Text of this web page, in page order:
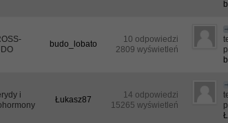
budo_lobato
10 odpowiedzi
2809 wyświetleń
i
Łukasz87
14 odpowiedzi
15265 wyświetleń